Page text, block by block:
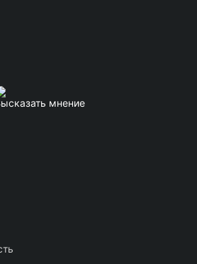
мнение